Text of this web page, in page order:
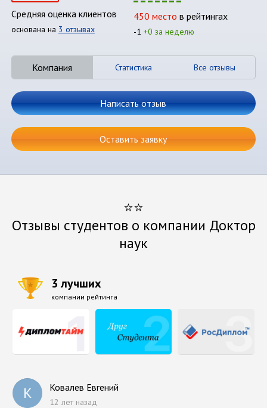
Средняя оценка клиентов
основана на 3 отзывах
450 место в рейтингах
-1 +0 за неделю
Компания Статистика Все отзывы
Написать отзыв
Оставить заявку
⭐⭐
Отзывы студентов о компании Доктор
наук
К Ковалев Евгений
12 лет назад
3 лучших
компании рейтинга